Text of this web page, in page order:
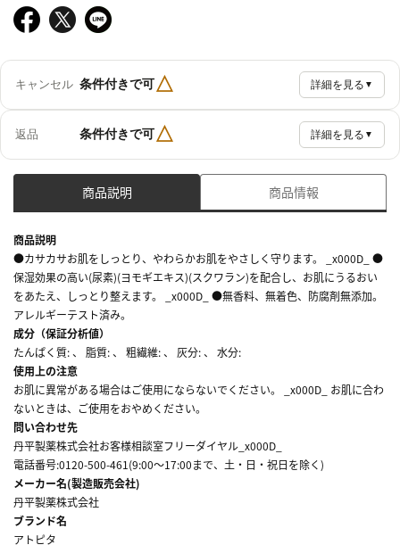
キャンセル 条件付きで可△ 詳細を見る ▼
返品 条件付きで可△ 詳細を見る ▼
商品説明 商品情報
商品説明
●カサカサお肌をしっとり、やわらかお肌をやさしく守ります。 _x000D_ ●
保湿効果の高い(尿素)(ヨモギエキス)(スクワラン)を配合し、お肌にうるおい
をあたえ、しっとり整えます。 _x000D_ ●無香料、無着色、防腐剤無添加。
アレルギーテスト済み。
成分（保証分析値）
たんぱく質: 、 脂質: 、 粗繊維: 、 灰分: 、 水分:
使用上の注意
お肌に異常がある場合はご使用にならないでください。 _x000D_ お肌に合わ
ないときは、ご使用をおやめください。
問い合わせ先
丹平製薬株式会社お客様相談室フリーダイヤル_x000D_
電話番号:0120-500-461(9:00～17:00まで、土・日・祝日を除く)
メーカー名(製造販売会社)
丹平製薬株式会社
ブランド名
アトピタ